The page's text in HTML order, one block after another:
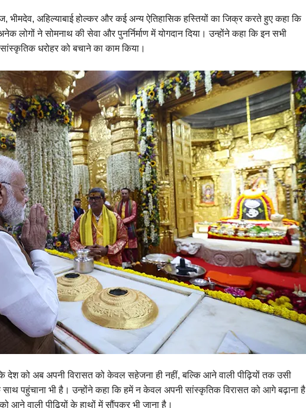
भीमदेव, अहिल्याबाई होल्कर और कई अन्य ऐतिहासिक हस्तियों का जिक्र करते हुए कहा कि
ने सोमनाथ की सेवा और पुनर्निर्माण में योगदान दिया। उन्होंने कहा कि इन सभी
धरोहर को बचाने का काम किया।
देश को अब अपनी विरासत को केवल सहेजना ही नहीं, बल्कि आने वाली पीढ़ियों तक उसी
साथ पहुंचाना भी है। उन्होंने कहा कि हमें न केवल अपनी सांस्कृतिक विरासत को आगे बढ़ाना है
आने वाली पीढ़ियों के हाथों में सौंपकर भी जाना है।